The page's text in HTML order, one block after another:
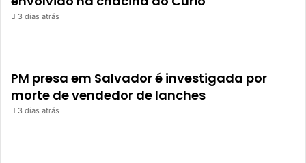
3 dias atrás
PM presa em Salvador é investigada por
morte de vendedor de lanches
3 dias atrás